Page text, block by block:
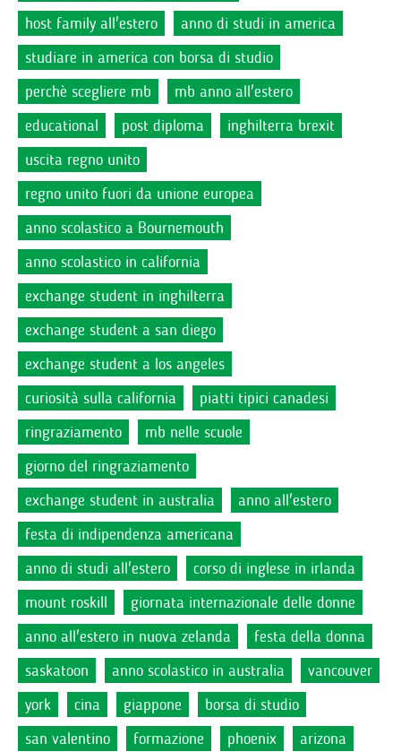
host family all'estero
anno di studi in america
studiare in america con borsa di studio
perchè scegliere mb
mb anno all'estero
educational
post diploma
inghilterra brexit
uscita regno unito
regno unito fuori da unione europea
anno scolastico a Bournemouth
anno scolastico in california
exchange student in inghilterra
exchange student a san diego
exchange student a los angeles
curiosità sulla california
piatti tipici canadesi
ringraziamento
mb nelle scuole
giorno del ringraziamento
exchange student in australia
anno all'estero
festa di indipendenza americana
anno di studi all'estero
corso di inglese in irlanda
mount roskill
giornata internazionale delle donne
anno all'estero in nuova zelanda
festa della donna
saskatoon
anno scolastico in australia
vancouver
york
cina giappone
borsa di studio
san valentino
formazione phoenix
arizona